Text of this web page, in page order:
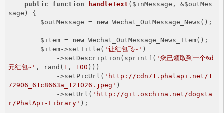
public function handleText ($inMessage, &$outMes
sage)
{
        $outMessage =
new Wechat_OutMessage_News();
        $item =
new Wechat_OutMessage_News_Item();
        $item->setTitle(
'让红包飞~' )
            ->setDescription(sprintf(
'您已领取到一个%d
元红包~' , rand( 1 , 100 )))
            ->setPicUrl(
'http://cdn71.phalapi.net/1
72906_61c8663a_121026.jpeg' )
            ->setUrl(
'http://git.oschina.net/dogsta
r/PhalApi-Library' );